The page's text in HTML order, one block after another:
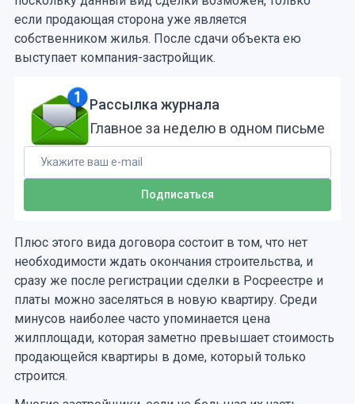
если продающая сторона уже является
собственником жилья. После сдачи объекта ею
выступает компания-застройщик.
Рассылка журнала
Главное за неделю в одном письме
Плюс этого вида договора состоит в том, что нет
необходимости ждать окончания строительства, и
сразу же после регистрации сделки в Росреестре и
платы можно заселяться в новую квартиру. Среди
минусов наиболее часто упоминается цена
жилплощади, которая заметно превышает стоимость
продающейся квартиры в доме, который только
строится.